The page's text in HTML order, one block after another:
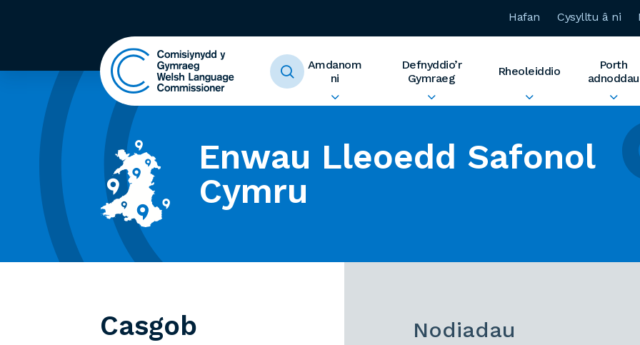
Hafan Cysylltu â ni
Amdanom
ni
Defnyddio’r
Gymraeg
Rheoleiddio
Porth
adnoddau
Enwau Lleoedd Safonol
Cymru
Casgob Nodiadau